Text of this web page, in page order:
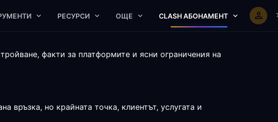
РЕСУРСИ ОЩЕ CLASH АБОНАМЕНТ
факти за платформите и ясни ограничения на
но крайната точка, клиентът, услугата и